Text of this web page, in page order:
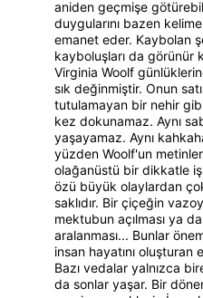
aniden geçmişe
duygularını bazen
emanet eder. Kaybolan
kayboluşları da görünür
Virginia Woolf
sık değinmiştir. Onun
tutulamayan bir nehir
kez dokunamaz. Aynı
yaşayamaz. Aynı
yüzden Woolf'un
olağanüstü bir dikkatle
özü büyük olaylardan
saklıdır. Bir çiçeğin
mektubun açılması ya
aralanması... Bunlar
insan hayatını oluşturan
Bazı vedalar yalnızca
da sonlar yaşar. Bir